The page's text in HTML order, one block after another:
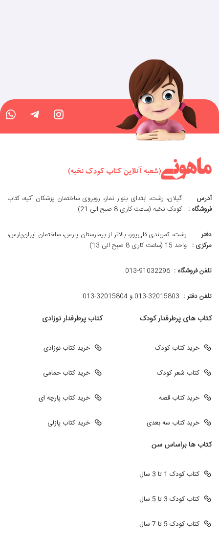
آدرس
فروشگاه :
گیلان، رشت، ابتدای بلوار نماز، روبروی ساختمان پزشکان آتیه، کتاب
کودک نخبه (ساعت کاری 8 صبح الی 21)
دفتر
مرکزی :
رشت، کمربندی قلی‌پور، بالاتر از بیمارستان پارس، ساختمان ایران‌پارس،
واحد 15 (ساعت کاری 8 صبح الی 13)
تلفن فروشگاه : 013-91032296
تلفن دفتر : 013-32015803 و 32015804-013
کتاب های پرطرفدار کودک
خرید کتاب کودک
کتاب شعر کودک
خرید کتاب قصه
خرید کتاب سه بعدی
کتاب پرطرفدار نوزادی
خرید کتاب نوزادی
خرید کتاب حمامی
خرید کتاب پارچه ای
خرید کتاب پازلی
کتاب ها براساس سن
کتاب کودک 1 تا 3 سال
کتاب کودک 3 تا 5 سال
کتاب کودک 5 تا 7 سال